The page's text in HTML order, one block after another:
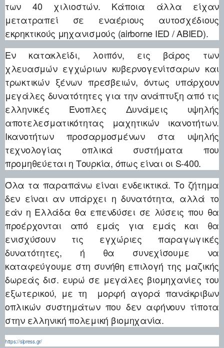
των 40 χιλιοστών. Κάποια άλλα είχαν
μετατραπεί σε εναέριους αυτοσχέδιους
εκρηκτικούς μηχανισμούς (airborne IED / ABIED).
Εν κατακλείδι, λοιπόν, εις βάρος των
χλευασμών εγχώριων κυβερνογενίτσαρων και
τρωκτικών ξένων πρεσβειών, όντως υπάρχουν
μεγάλες δυνατότητες για την ανάπτυξη από τις
ελληνικές Ένοπλες Δυνάμεις υψηλής
αποτελεσματικότητας μαχητικών ικανοτήτων.
Ικανοτήτων προσαρμοσμένων στα υψηλής
τεχνολογίας οπλικά συστήματα που
προμηθεύεται η Τουρκία, όπως είναι οι S-400.
Όλα τα παραπάνω είναι ενδεικτικά. Το ζήτημα
δεν είναι αν υπάρχει η δυνατότητα, αλλά το
εάν η Ελλάδα θα επενδύσει σε λύσεις που θα
προέρχονται από εμάς για εμάς και θα
ενισχύσουν τις εγχώριες παραγωγικές
δυνατότητες, ή θα συνεχίσουμε να
καταφεύγουμε στη συνήθη επιλογή της μαζικής
δωρεάς δισ. ευρώ σε μεγάλες βιομηχανίες του
εξωτερικού, με τη μορφή αγορά πανάκριβων
οπλικών συστημάτων που δεν αφήνουν τίποτα
στην ελληνική πολεμική βιομηχανία.
https://slpress.gr/